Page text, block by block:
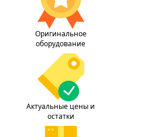
Оригинальное
оборудование
Актуальные цены и
остатки